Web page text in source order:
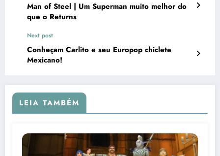
Man of Steel | Um Superman muito melhor do
que o Returns
Next post
Conheçam Carlito e seu Europop chiclete
Mexicano!
LEIA TAMBÉM